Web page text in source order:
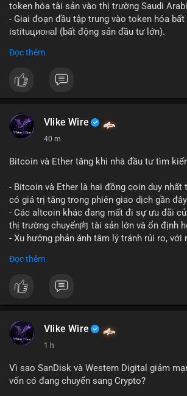
token hóa tài sản vào thị trường Saudi
- Giai đoạn đầu tập trung vào token hóa
istituционаl (bất động sản đầu tư lớn).
- Bước đi này nhằm tăng khả năng truy cập
#binancesquare #cryptonews #usdt #tether
$usdt
#vlikevn #titanbot
📰 Nguồn: CoinDesk
Đọc thêm
Vlike Wire
40 m
Bitcoin và Ether tăng khi nhà đầu tư tìm
- Bitcoin và Ether là hai đồng coin duy nhất
có giá trị tăng trong phiên giao dịch gần
- Các altcoin khác đang mất đi sự ưu đãi
thị trường chuyển向 tài sản lớn và ổn định
- Xu hướng phản ánh tâm lý tránh rủi ro, với
#vlikevn #titanbot
📰 Nguồn: CoinDesk
Đọc thêm
Vlike Wire
1 h
Vì sao SanDisk và Western Digital giảm
vốn có đang chuyển sang Crypto?